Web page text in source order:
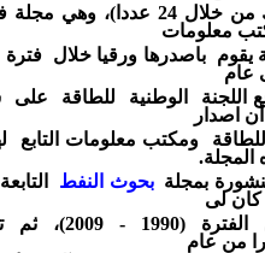
من خلال24 عددا)، وهي مجلة
معلومات
يقوم باصدرها ورقياخلال فترة
اللجنة الوطنية للطاقة
اصدار
ومكتب معلومات التابع
المجلة.
بمجلةبحوث النفط
التابعة
كان لى
الفترة (1990 - 2009)،
ثم
من عام